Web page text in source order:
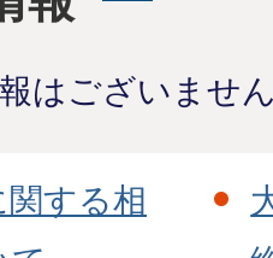
はございませ
関する相